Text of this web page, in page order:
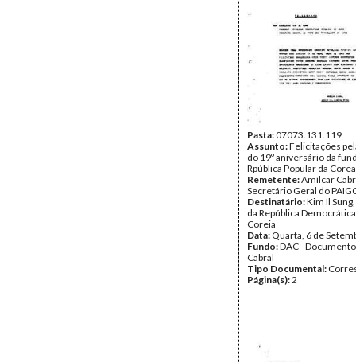
Pasta:07073.131.119
Assunto:Felicitações
do 19º aniversário da
Rpública Popular da
Remetente:Amílcar
Secretário Geral do
Destinatário:Kim Il
da República
Coreia
Data: Quarta, 6 de
Fundo:DAC -
Cabral
Tipo Documental:
Página(s):2